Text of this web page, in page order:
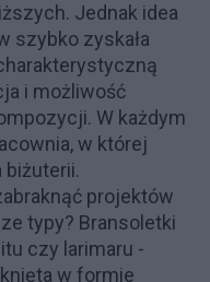
Jednak idea
szybko zyskała
i możliwość
W każdym
w której
biżuterii.
projektów
typy? Bransoletki
czy larimaru -
w formie